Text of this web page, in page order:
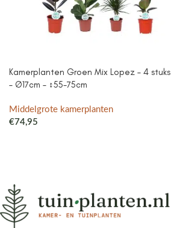
Kamerplanten Groen Mix Lopez – 4 stuks
– Ø17cm – ↕55-75cm
Middelgrote kamerplanten
€74,95